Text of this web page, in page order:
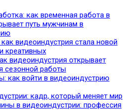
как временная работа в
путь мужчинам в
видеоиндустрия стала новой
креативных
видеоиндустрия открывает
сезонной работы
как войти в видеоиндустрию
кадр, который меняет мир
в видеоиндустрии: профессия